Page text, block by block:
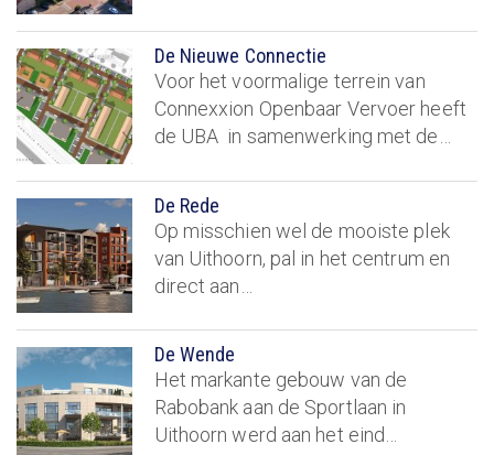
De Nieuwe Connectie
Voor het voormalige terrein van
Connexxion Openbaar Vervoer heeft
de UBA in samenwerking met de…
De Rede
Op misschien wel de mooiste plek
van Uithoorn, pal in het centrum en
direct aan…
De Wende
Het markante gebouw van de
Rabobank aan de Sportlaan in
Uithoorn werd aan het eind…